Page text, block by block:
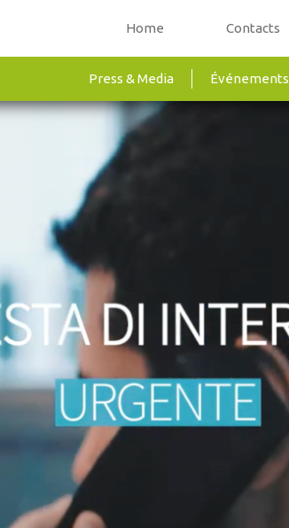
Home Contacts
Press & Media Événements